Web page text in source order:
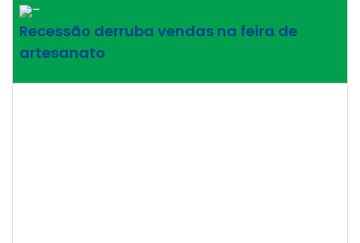
–
Recessão derruba vendas na feira de
artesanato